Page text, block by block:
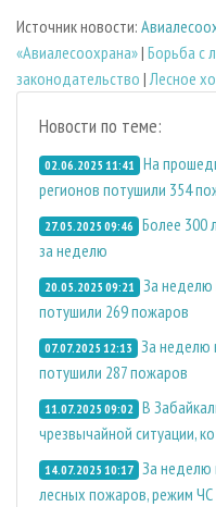
Источник новости:
«Авиалесоохрана»| Борьба с
законодательство |Лесное
Новости по теме:
02.06.2025 11:41 На
регионов потушили 354
27.05.2025 09:46 Более 300
за неделю
20.05.2025 09:21 За неделю
потушили 269 пожаров
07.07.2025 12:13 За неделю
потушили 287 пожаров
11.07.2025 09:02 В
чрезвычайной ситуации,
14.07.2025 10:17 За неделю
лесных пожаров, режим ЧС